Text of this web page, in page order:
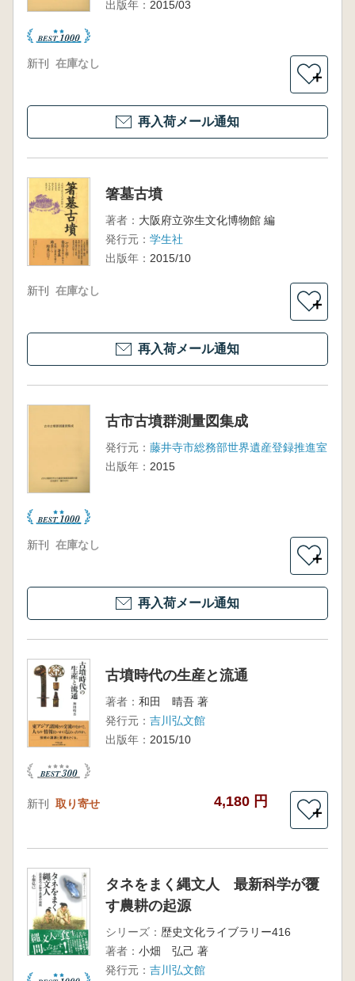
出版年： 2015/03
新刊 在庫なし
＋
再入荷メール通知
箸墓古墳
著者： 大阪府立弥生文化博物館 編
発行元： 学生社
出版年： 2015/10
新刊 在庫なし
＋
再入荷メール通知
古市古墳群測量図集成
発行元： 藤井寺市総務部世界遺産登録推進室
出版年： 2015
新刊 在庫なし
＋
再入荷メール通知
古墳時代の生産と流通
著者： 和田 晴吾 著
発行元： 吉川弘文館
出版年： 2015/10
新刊 取り寄せ 4,180 円
＋
タネをまく縄文人 最新科学が覆
す農耕の起源
シリーズ： 歴史文化ライブラリー416
著者： 小畑 弘己 著
発行元： 吉川弘文館